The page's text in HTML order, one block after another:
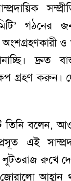
গঠনের
অংশগ্রহণকারী
দ্রুত
গ্রহণ করুন।
বলেন,
এই
রুখে
জোরালো